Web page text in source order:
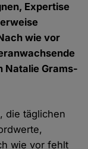
Expertise
wie vor
Natalie Grams-
die täglichen
wie vor fehlt